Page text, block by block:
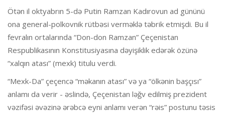
Ötən il oktyabrın 5-də Putin Ramzan Kadırovun ad gününü
ona general-polkovnik rütbəsi verməklə təbrik etmişdi. Bu il
fevralın ortalarında “Don-don Ramzan” Çeçenistan
Respublikasının Konstitusiyasına dəyişiklik edərək özünə
“xalqın atası” (mexk) titulu verdi.
“Mexk-Da” çeçencə “məkanın atası” və ya “ölkənin başçısı”
anlamı da verir - əslində, Çeçenistan ləğv edilmiş prezident
vəzifəsi əvəzinə ərəbcə eyni anlamı verən “rəis” postunu təsis